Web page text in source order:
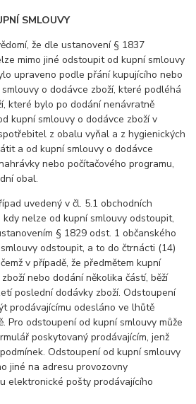
SMLOUVY
že dle ustanovení § 1837
mimo jiné odstoupit od kupní smlouvy
upraveno podle přání kupujícího nebo
o dodávce zboží, které podléhá
které bylo po dodání nenávratně
kupní smlouvy o dodávce zboží v
z obalu vyňal a z hygienických
a od kupní smlouvy o dodávce
nebo počítačového programu,
obal.
uvedený v čl. 5.1 obchodních
kdy nelze od kupní smlouvy odstoupit,
§ 1829 odst. 1 občanského
odstoupit, a to do čtrnácti (14)
v případě, že předmětem kupní
nebo dodání několika částí, běží
poslední dodávky zboží. Odstoupení
prodávajícímu odesláno ve lhůtě
Pro odstoupení od kupní smlouvy může
poskytovaný prodávajícím, jenž
Odstoupení od kupní smlouvy
jiné na adresu provozovny
elektronické pošty prodávajícího